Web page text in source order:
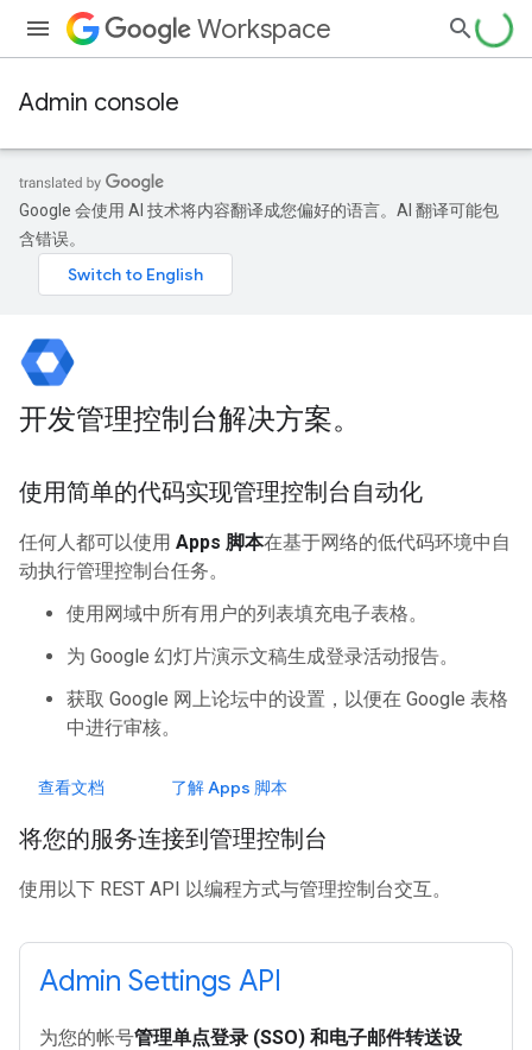
Workspace
Admin console
Google 会使用 AI 技术将内容翻译成您偏好的语言。AI 翻译可能包
含错误。
开发管理控制台解决方案。
使用简单的代码实现管理控制台自动化
任何人都可以使用 Apps 脚本在基于网络的低代码环境中自
动执行管理控制台任务。
使用网域中所有用户的列表填充电子表格。
为 Google 幻灯片演示文稿生成登录活动报告。
获取 Google 网上论坛中的设置，以便在 Google 表格
中进行审核。
查看文档 了解 Apps 脚本
将您的服务连接到管理控制台
使用以下 REST API 以编程方式与管理控制台交互。
Admin Settings API
为您的帐号管理单点登录 (SSO) 和电子邮件转送设